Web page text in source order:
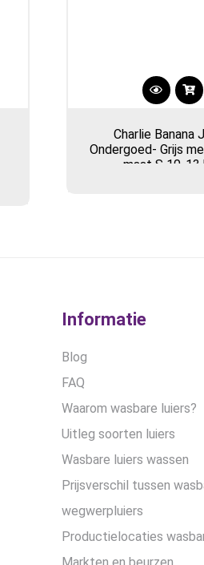
Charlie Banana
Ondergoed- Grijs
maat S 10-13
Informatie
Blog
FAQ
Waarom wasbare luiers?
Uitleg soorten luiers
Wasbare luiers wassen
Prijsverschil tussen
wegwerpluiers
Productielocaties
Markten en beurzen